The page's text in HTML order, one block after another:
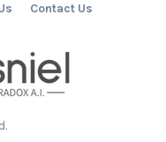
Contact Us